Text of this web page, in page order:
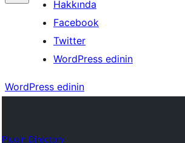
Hakkında
Facebook
Twitter
WordPress edinin
WordPress edinin
Plugin Directory